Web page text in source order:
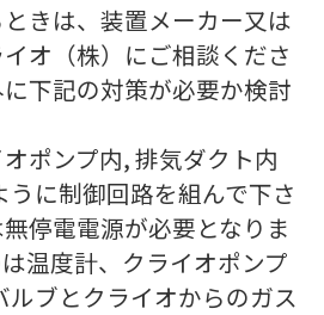
きは、装置メーカー又は
オ（株）にご相談くださ
下記の対策が必要か検討
ポンプ内, 排気ダクト内
うに制御回路を組んで下さ
停電電源が必要となりま
温度計、クライオポンプ
ルブとクライオからのガス